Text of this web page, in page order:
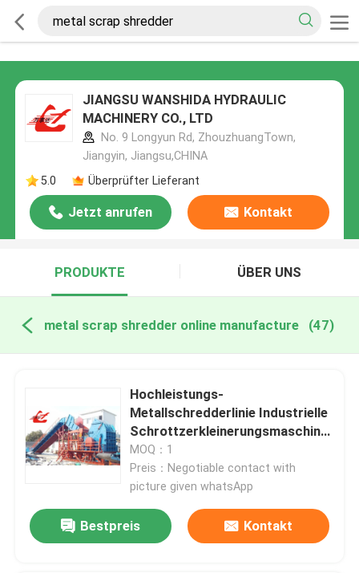
JIANGSU WANSHIDA HYDRAULIC
MACHINERY CO., LTD
No. 9 Longyun Rd, ZhouzhuangTown,
Jiangyin, Jiangsu,CHINA
5.0
Überprüfter Lieferant
Jetzt anrufen Kontakt
PRODUKTE ÜBER UNS
metal scrap shredder online manufacture (47)
Hochleistungs-
Metallschredderlinie Industrielle
Schrottzerkleinerungsmaschine
für automatisiertes
Schrottrecycling
MOQ：1
Preis：Negotiable contact with
picture given whatsApp
Bestpreis Kontakt